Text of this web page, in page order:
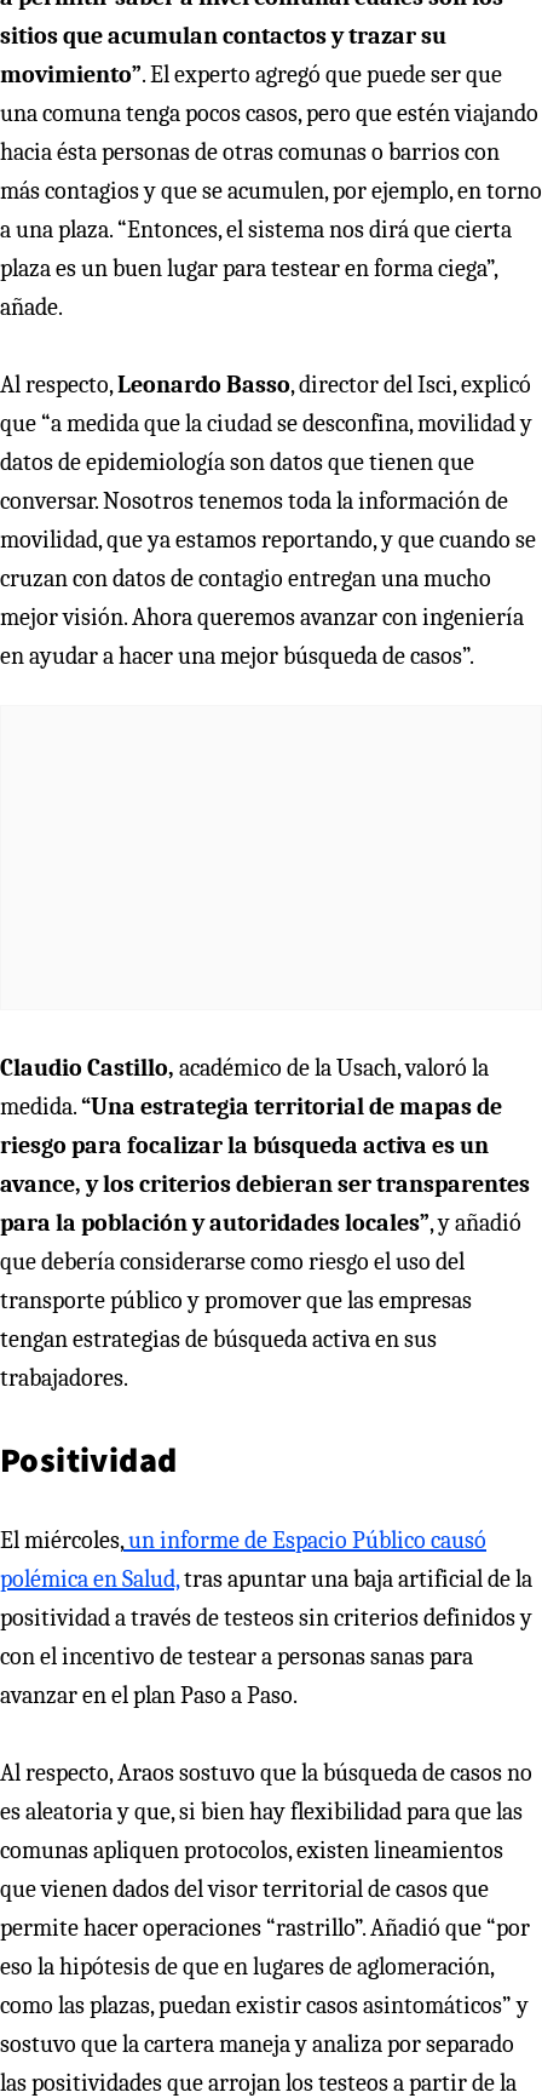
sitios que acumulan contactos y trazar su
movimiento”. El experto agregó que puede ser que
una comuna tenga pocos casos, pero que estén viajando
hacia ésta personas de otras comunas o barrios con
más contagios y que se acumulen, por ejemplo, en torno
a una plaza. “Entonces, el sistema nos dirá que cierta
plaza es un buen lugar para testear en forma ciega”,
añade.
Al respecto,Leonardo Basso, director del Isci, explicó
que “a medida que la ciudad se desconfina, movilidad y
datos de epidemiología son datos que tienen que
conversar. Nosotros tenemos toda la información de
movilidad, que ya estamos reportando, y que cuando se
cruzan con datos de contagio entregan una mucho
mejor visión. Ahora queremos avanzar con ingeniería
en ayudar a hacer una mejor búsqueda de casos”.
Claudio Castillo, académico de la Usach, valoró la
medida.“Una estrategia territorial de mapas de
riesgo para focalizar la búsqueda activa es un
avance, y los criterios debieran ser transparentes
para la población y autoridades locales”, y añadió
que debería considerarse como riesgo el uso del
transporte público y promover que las empresas
tengan estrategias de búsqueda activa en sus
trabajadores.
Positividad
El miércoles,un informe de Espacio Público causó
polémica en Salud,tras apuntar una baja artificial de la
positividad a través de testeos sin criterios definidos y
con el incentivo de testear a personas sanas para
avanzar en el plan Paso a Paso.
Al respecto, Araos sostuvo que la búsqueda de casos no
es aleatoria y que, si bien hay flexibilidad para que las
comunas apliquen protocolos, existen lineamientos
que vienen dados del visor territorial de casos que
permite hacer operaciones “rastrillo”. Añadió que “por
eso la hipótesis de que en lugares de aglomeración,
como las plazas, puedan existir casos asintomáticos” y
sostuvo que la cartera maneja y analiza por separado
las positividades que arrojan los testeos a partir de la